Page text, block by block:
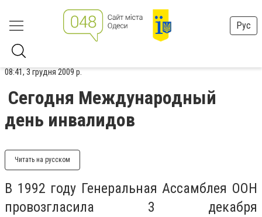
Рус
08:41, 3 грудня 2009 р.
Сегодня Международный
день инвалидов
Читать на русском
В 1992 году Генеральная Ассамблея ООН
провозгласила 3 декабря